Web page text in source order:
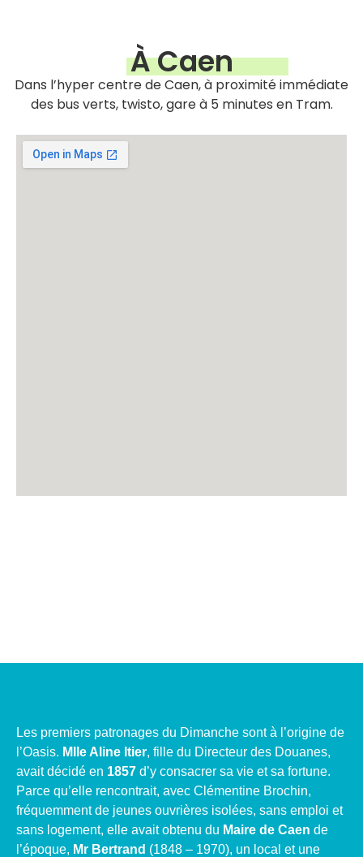
À Caen
Dans l’hyper centre de Caen, à proximité immédiate
des bus verts, twisto, gare à 5 minutes en Tram.
Les premiers patronages du Dimanche sont à l’origine de
l’Oasis. Mlle Aline Itier, fille du Directeur des Douanes,
avait décidé en 1857 d’y consacrer sa vie et sa fortune.
Parce qu’elle rencontrait, avec Clémentine Brochin,
fréquemment de jeunes ouvrières isolées, sans emploi et
sans logement, elle avait obtenu du Maire de Caen de
l’époque, Mr Bertrand (1848 – 1970), un local et une